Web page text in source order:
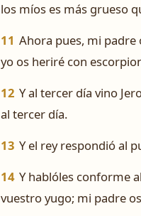
los míos es más grueso
11 Ahora pues, mi padre
yo os heriré con
12 Y al tercer día vino
al tercer día.
13 Y el rey respondió al
14 Y hablóles conforme
vuestro yugo; mi padre